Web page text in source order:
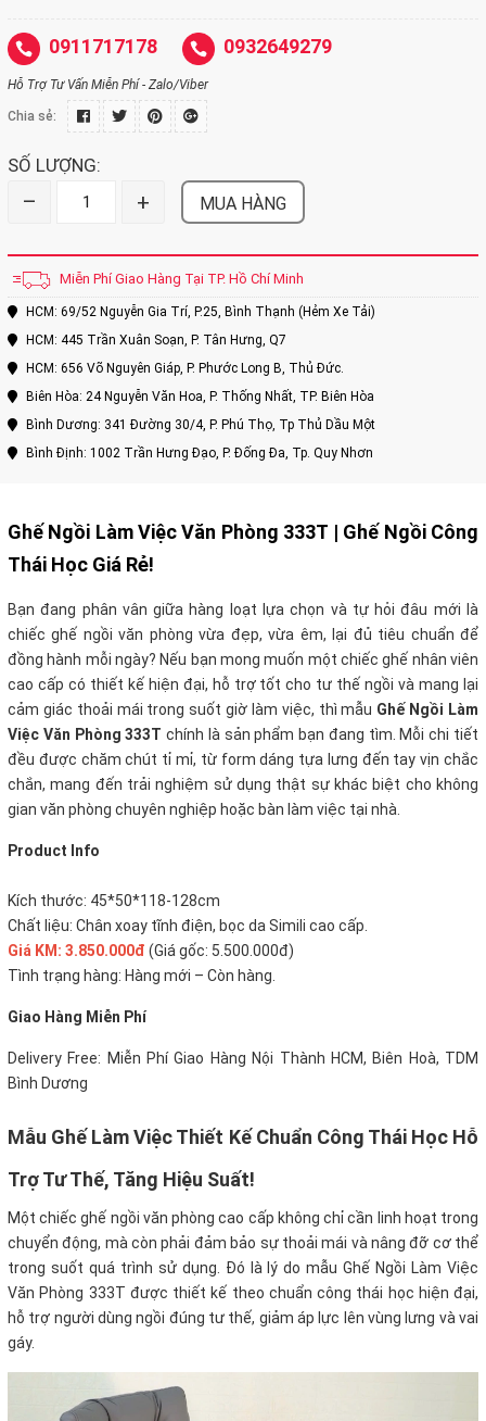
0911717178 0932649279
Hỗ Trợ Tư Vấn Miễn Phí - Zalo/Viber
Chia sẻ:
SỐ LƯỢNG:
– + MUA HÀNG
Miễn Phí Giao Hàng Tại TP. Hồ Chí Minh
HCM: 69/52 Nguyễn Gia Trí, P.25, Bình Thạnh (Hẻm Xe Tải)
HCM: 445 Trần Xuân Soạn, P. Tân Hưng, Q7
HCM: 656 Võ Nguyên Giáp, P. Phước Long B, Thủ Đức.
Biên Hòa: 24 Nguyễn Văn Hoa, P. Thống Nhất, TP. Biên Hòa
Bình Dương: 341 Đường 30/4, P. Phú Thọ, Tp Thủ Dầu Một
Bình Định: 1002 Trần Hưng Đạo, P. Đống Đa, Tp. Quy Nhơn
Ghế Ngồi Làm Việc Văn Phòng 333T | Ghế Ngồi Công
Thái Học Giá Rẻ!
Bạn đang phân vân giữa hàng loạt lựa chọn và tự hỏi đâu mới là
chiếc ghế ngồi văn phòng vừa đẹp, vừa êm, lại đủ tiêu chuẩn để
đồng hành mỗi ngày? Nếu bạn mong muốn một chiếc ghế nhân viên
cao cấp có thiết kế hiện đại, hỗ trợ tốt cho tư thế ngồi và mang lại
cảm giác thoải mái trong suốt giờ làm việc, thì mẫu Ghế Ngồi Làm
Việc Văn Phòng 333T chính là sản phẩm bạn đang tìm. Mỗi chi tiết
đều được chăm chút tỉ mỉ, từ form dáng tựa lưng đến tay vịn chắc
chắn, mang đến trải nghiệm sử dụng thật sự khác biệt cho không
gian văn phòng chuyên nghiệp hoặc bàn làm việc tại nhà.
Product Info
Kích thước: 45*50*118-128cm
Chất liệu: Chân xoay tĩnh điện, bọc da Simili cao cấp.
Giá KM: 3.850.000đ (Giá gốc: 5.500.000đ)
Tình trạng hàng: Hàng mới – Còn hàng.
Giao Hàng Miễn Phí
Delivery Free: Miễn Phí Giao Hàng Nội Thành HCM, Biên Hoà, TDM
Bình Dương
Mẫu Ghế Làm Việc Thiết Kế Chuẩn Công Thái Học Hỗ
Trợ Tư Thế, Tăng Hiệu Suất!
Một chiếc ghế ngồi văn phòng cao cấp không chỉ cần linh hoạt trong
chuyển động, mà còn phải đảm bảo sự thoải mái và nâng đỡ cơ thể
trong suốt quá trình sử dụng. Đó là lý do mẫu Ghế Ngồi Làm Việc
Văn Phòng 333T được thiết kế theo chuẩn công thái học hiện đại,
hỗ trợ người dùng ngồi đúng tư thế, giảm áp lực lên vùng lưng và vai
gáy.